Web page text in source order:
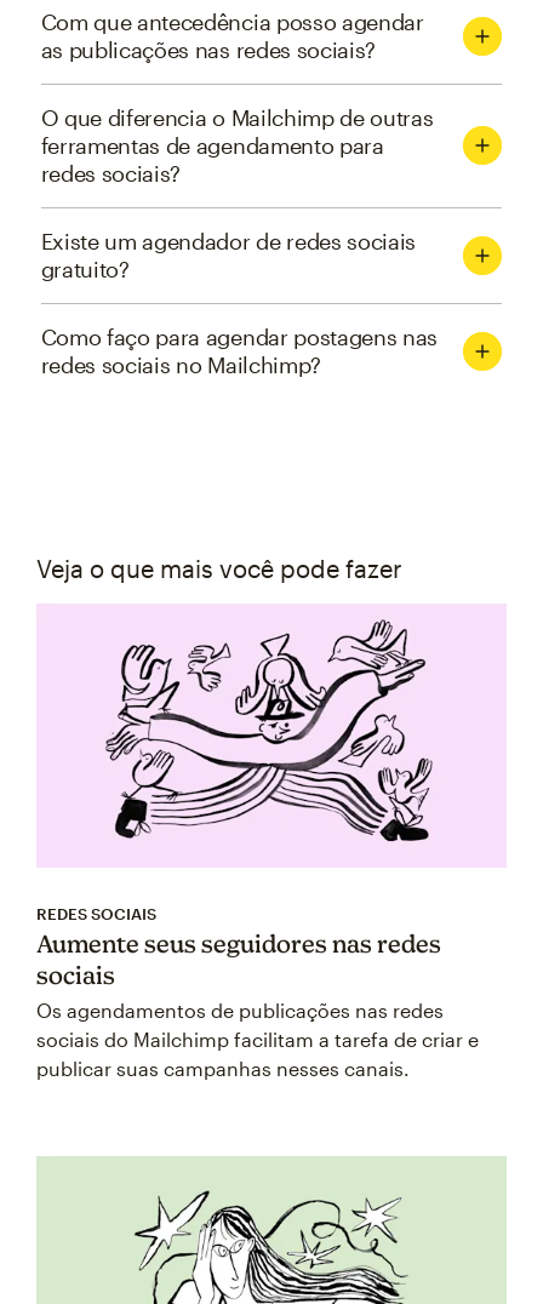
Com que antecedência posso agendar
as publicações nas redes sociais?
O que diferencia o Mailchimp de outras
ferramentas de agendamento para
redes sociais?
Existe um agendador de redes sociais
gratuito?
Como faço para agendar postagens nas
redes sociais no Mailchimp?
Veja o que mais você pode fazer
REDES SOCIAIS
Aumente seus seguidores nas redes
sociais
Os agendamentos de publicações nas redes
sociais do Mailchimp facilitam a tarefa de criar e
publicar suas campanhas nesses canais.